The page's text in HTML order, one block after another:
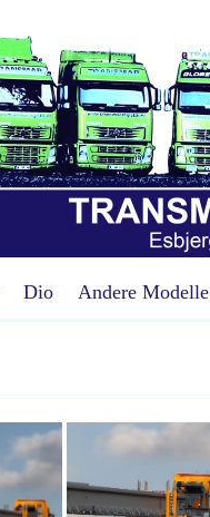
Dio Andere Modelle